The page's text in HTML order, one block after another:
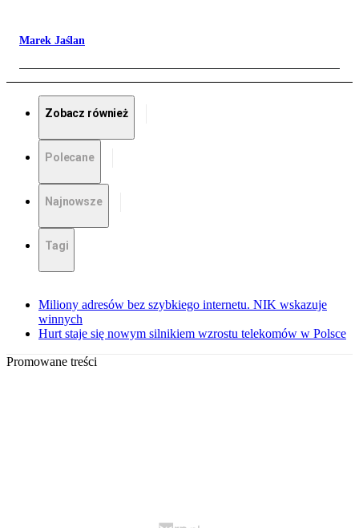
Marek Jaślan
Zobacz również
Polecane
Najnowsze
Tagi
Miliony adresów bez szybkiego internetu. NIK wskazuje
winnych
Hurt staje się nowym silnikiem wzrostu telekomów w Polsce
Promowane treści